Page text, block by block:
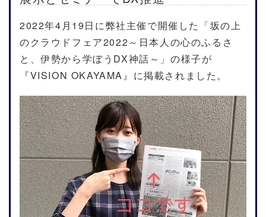
2022年4月19日に弊社主催で開催した「坂の上
のクラウドフェア2022～日本人の心のふるさ
と、伊勢から学ぼうDX神話～」の様子が
『VISION OKAYAMA』に掲載されました。